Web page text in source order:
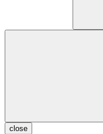
close